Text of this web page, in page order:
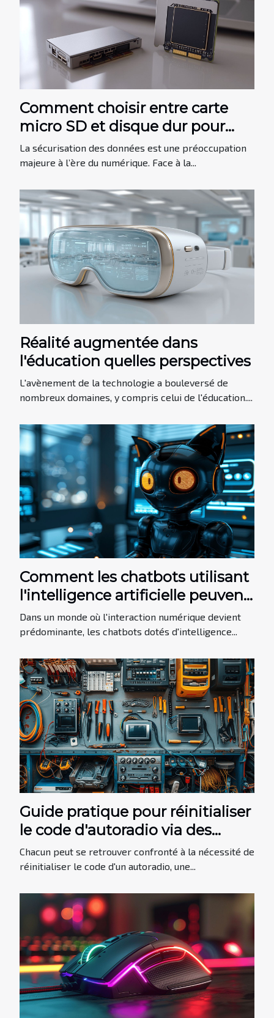
Comment choisir entre carte
micro SD et disque dur pour
sécuriser vos données ?
La sécurisation des données est une préoccupation
majeure à l’ère du numérique. Face à la...
Réalité augmentée dans
l'éducation quelles perspectives
L'avènement de la technologie a bouleversé de
nombreux domaines, y compris celui de l'éducation....
Comment les chatbots utilisant
l'intelligence artificielle peuvent
révolutionner la communication
Dans un monde où l'interaction numérique devient
prédominante, les chatbots dotés d'intelligence...
Guide pratique pour réinitialiser
le code d'autoradio via des
méthodes alternatives
Chacun peut se retrouver confronté à la nécessité de
réinitialiser le code d'un autoradio, une...